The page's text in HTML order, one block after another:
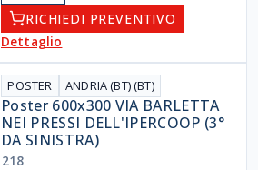
RICHIEDI PREVENTIVO
Dettaglio
POSTER ANDRIA (BT) (BT)
Poster 600x300 VIA BARLETTA
NEI PRESSI DELL'IPERCOOP (3°
DA SINISTRA)
218